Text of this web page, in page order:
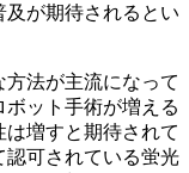
が期待されるとい
法が主流になって
ット手術が増える
増すと期待されて
認可されている蛍光